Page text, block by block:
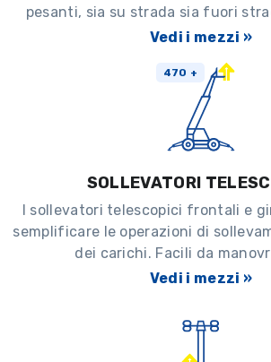
pesanti, sia su strada sia fuori
Vedi i mezzi »
470 +
SOLLEVATORI
I sollevatori telescopici frontali e
semplificare le operazioni di
dei carichi. Facili da
Vedi i mezzi »